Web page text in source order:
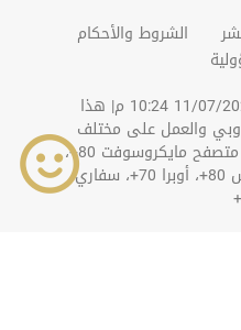
الشروط والأحكام
2026 10:24 م | هذا
والعمل على مختلف
أحجام الشاشات. متوافق مع متصفح مايكروسوفت 80+،
جوجل كروم 80+، فايرفوكس 80+، أوبرا 70+، سفاري